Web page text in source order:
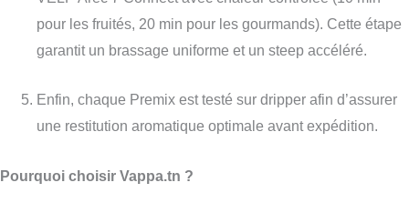
pour les fruités, 20 min pour les gourmands). Cette étape
garantit un brassage uniforme et un steep accéléré.
Enfin, chaque Premix est testé sur dripper afin d’assurer
une restitution aromatique optimale avant expédition.
Pourquoi choisir Vappa.tn ?